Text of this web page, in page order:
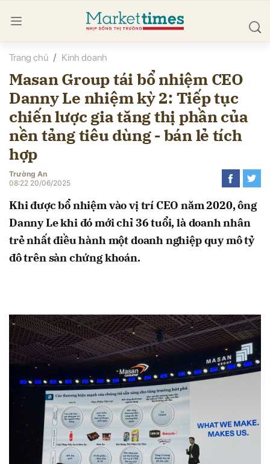
Trang chủ Kinh doanh
Masan Group tái bổ nhiệm CEO
Danny Le nhiệm kỳ 2: Tiếp tục
chiến lược gia tăng thị phần của
nền tảng tiêu dùng - bán lẻ tích
hợp
Trường An
08:22 20/06/2025
Khi được bổ nhiệm vào vị trí CEO năm 2020, ông
Danny Le khi đó mới chỉ 36 tuổi, là doanh nhân
trẻ nhất điều hành một doanh nghiệp quy mô tỷ
đô trên sàn chứng khoán.
luận